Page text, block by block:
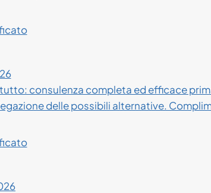
consulenza completa ed efficace
delle possibili alternative.